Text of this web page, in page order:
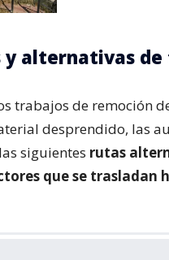
y alternativas
trabajos de remoción
desprendido, las
siguientes rutas
que se trasladan